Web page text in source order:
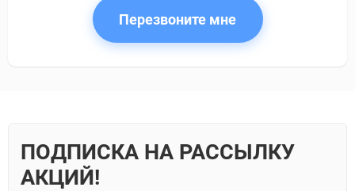
Перезвоните мне
ПОДПИСКА НА РАССЫЛКУ
АКЦИЙ!